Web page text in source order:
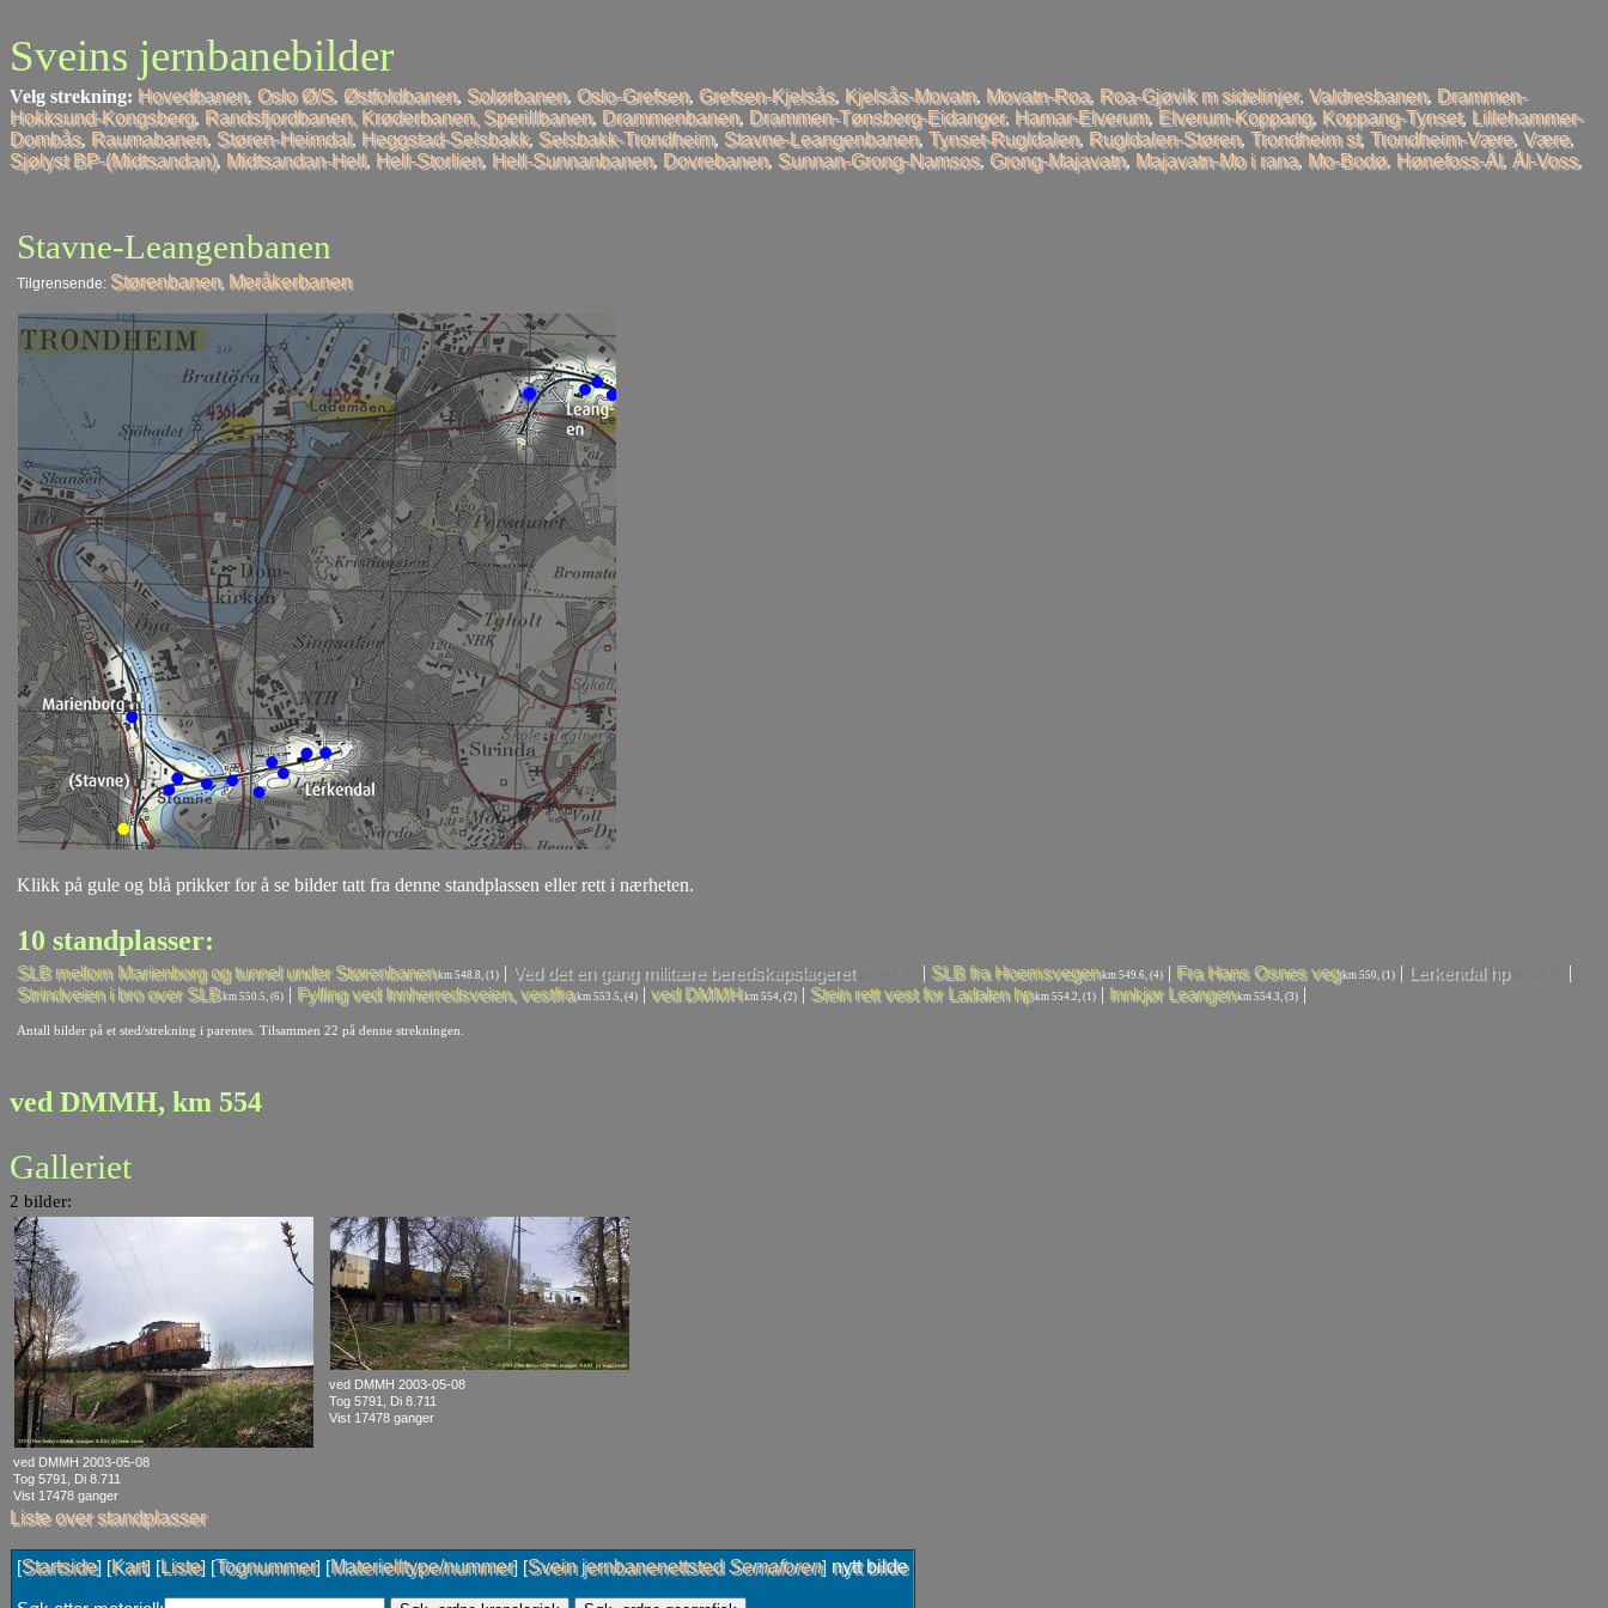
Sveins jernbanebilder
Velg strekning: Hovedbanen, Oslo Ø/S, Østfoldbanen, Solørbanen, Oslo-Grefsen, Grefsen-Kjelsås, Kjelsås-Movatn, Movatn-Roa, Roa-Gjøvik m sidelinjer, Valdresbanen, Drammen-
Hokksund-Kongsberg, Randsfjordbanen, Krøderbanen, Sperillbanen, Drammenbanen, Drammen-Tønsberg-Eidanger, Hamar-Elverum, Elverum-Koppang, Koppang-Tynset, Lillehammer-
Dombås, Raumabanen, Støren-Heimdal, Heggstad-Selsbakk, Selsbakk-Trondheim, Stavne-Leangenbanen, Tynset-Rugldalen, Rugldalen-Støren, Trondheim st, Trondheim-Være, Være,
Sjølyst BP-(Midtsandan), Midtsandan-Hell, Hell-Storlien, Hell-Sunnanbanen, Dovrebanen, Sunnan-Grong-Namsos, Grong-Majavatn, Majavatn-Mo i rana, Mo-Bodø, Hønefoss-Ål, Ål-Voss,
Stavne-Leangenbanen
Tilgrensende: Størenbanen, Meråkerbanen
Klikk på gule og blå prikker for å se bilder tatt fra denne standplassen eller rett i nærheten.
10 standplasser:
SLB mellom Marienborg og tunnel under Størenbanenkm 548.8, (1) | Ved det en gang militære beredskapslageretkm 549.5, (0) | SLB fra Hoemsvegenkm 549.6, (4) | Fra Hans Osnes vegkm 550, (1) | Lerkendal hp km 550, (0) |
Strindveien i bro over SLBkm 550.5, (6) | Fylling ved Innherredsveien, vestfrakm 553.5, (4) | ved DMMH km 554, (2) | Stein rett vest for Ladalen hpkm 554.2, (1) | Innkjør Leangenkm 554.3, (3) |
Antall bilder på et sted/strekning i parentes. Tilsammen 22 på denne strekningen.
ved DMMH, km 554
Galleriet
2 bilder:
ved DMMH 2003-05-08
Tog 5791, Di 8.711
Vist 17478 ganger
ved DMMH 2003-05-08
Tog 5791, Di 8.711
Vist 17478 ganger
Liste over standplasser
[Startside] [Kart] [Liste] [Tognummer] [Materielltype/nummer] [Svein jernbanenettstedSemaforen] nytt bilde